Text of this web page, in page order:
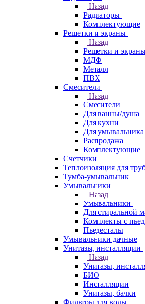
Назад
Радиаторы
Комплектующие
Решетки и экраны
Назад
Решетки и экраны
МДФ
Металл
ПВХ
Смесители
Назад
Смесители
Для ванны/душа
Для кухни
Для умывальника
Распродажа
Комплектующие
Счетчики
Теплоизоляция для труб
Тумба-умывальник
Умывальники
Назад
Умывальники
Для стиральной
Комплекты с
Пьедесталы
Умывальники дачные
Унитазы, инсталляции
Назад
Унитазы,
БИО
Инсталляции
Унитазы, бачки
Фильтры для воды